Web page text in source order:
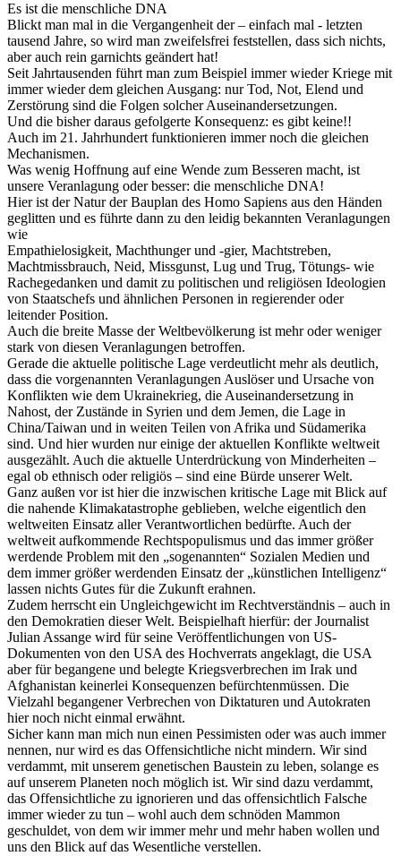
Es ist die menschliche DNA
Blickt man mal in die Vergangenheit der – einfach mal - letzten
tausend Jahre, so wird man zweifelsfrei feststellen, dass sich nichts,
aber auch rein garnichts geändert hat!
Seit Jahrtausenden führt man zum Beispiel immer wieder Kriege mit
immer wieder dem gleichen Ausgang: nur Tod, Not, Elend und
Zerstörung sind die Folgen solcher Auseinandersetzungen.
Und die bisher daraus gefolgerte Konsequenz: es gibt keine!!
Auch im 21. Jahrhundert funktionieren immer noch die gleichen
Mechanismen.
Was wenig Hoffnung auf eine Wende zum Besseren macht, ist
unsere Veranlagung oder besser: die menschliche DNA!
Hier ist der Natur der Bauplan des Homo Sapiens aus den Händen
geglitten und es führte dann zu den leidig bekannten Veranlagungen
wie
Empathielosigkeit, Machthunger und -gier, Machtstreben,
Machtmissbrauch, Neid, Missgunst, Lug und Trug, Tötungs- wie
Rachegedanken und damit zu politischen und religiösen Ideologien
von Staatschefs und ähnlichen Personen in regierender oder
leitender Position.
Auch die breite Masse der Weltbevölkerung ist mehr oder weniger
stark von diesen Veranlagungen betroffen.
Gerade die aktuelle politische Lage verdeutlicht mehr als deutlich,
dass die vorgenannten Veranlagungen Auslöser und Ursache von
Konflikten wie dem Ukrainekrieg, die Auseinandersetzung in
Nahost, der Zustände in Syrien und dem Jemen, die Lage in
China/Taiwan und in weiten Teilen von Afrika und Südamerika
sind. Und hier wurden nur einige der aktuellen Konflikte weltweit
ausgezählt. Auch die aktuelle Unterdrückung von Minderheiten –
egal ob ethnisch oder religiös – sind eine Bürde unserer Welt.
Ganz außen vor ist hier die inzwischen kritische Lage mit Blick auf
die nahende Klimakatastrophe geblieben, welche eigentlich den
weltweiten Einsatz aller Verantwortlichen bedürfte. Auch der
weltweit aufkommende Rechtspopulismus und das immer größer
werdende Problem mit den „sogenannten“ Sozialen Medien und
dem immer größer werdenden Einsatz der „künstlichen Intelligenz“
lassen nichts Gutes für die Zukunft erahnen.
Zudem herrscht ein Ungleichgewicht im Rechtverständnis – auch in
den Demokratien dieser Welt. Beispielhaft hierfür: der Journalist
Julian Assange wird für seine Veröffentlichungen von US-
Dokumenten von den USA des Hochverrats angeklagt, die USA
aber für begangene und belegte Kriegsverbrechen im Irak und
Afghanistan keinerlei Konsequenzen befürchtenmüssen. Die
Vielzahl begangener Verbrechen von Diktaturen und Autokraten
hier noch nicht einmal erwähnt.
Sicher kann man mich nun einen Pessimisten oder was auch immer
nennen, nur wird es das Offensichtliche nicht mindern. Wir sind
verdammt, mit unserem genetischen Baustein zu leben, solange es
auf unserem Planeten noch möglich ist. Wir sind dazu verdammt,
das Offensichtliche zu ignorieren und das offensichtlich Falsche
immer wieder zu tun – wohl auch dem schnöden Mammon
geschuldet, von dem wir immer mehr und mehr haben wollen und
uns den Blick auf das Wesentliche verstellen.